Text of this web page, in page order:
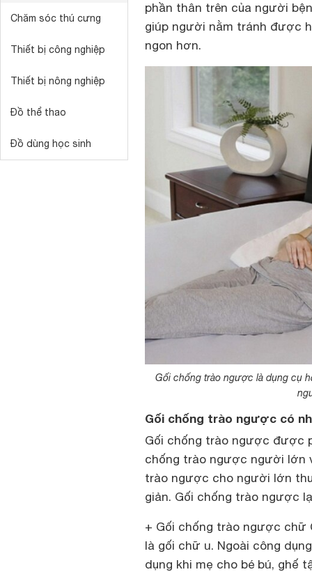
Chăm sóc thú cưng
Thiết bị công nghiệp
Thiết bị nông nghiệp
Đồ thể thao
Đồ dùng học sinh
phần thân trên của người
giúp người nằm tránh được
ngon hơn.
Gối chống trào ngược là dụng cụ
Gối chống trào ngược có
Gối chống trào ngược được
chống trào ngược người lớn
trào ngược cho người lớn
giản. Gối chống trào ngược
+ Gối chống trào ngược chữ
là gối chữ u. Ngoài công
dụng khi mẹ cho bé bú, ghế